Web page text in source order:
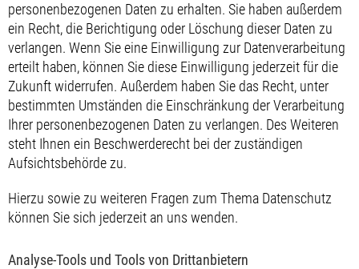
personenbezogenen Daten zu erhalten. Sie haben außerdem
ein Recht, die Berichtigung oder Löschung dieser Daten zu
verlangen. Wenn Sie eine Einwilligung zur Datenverarbeitung
erteilt haben, können Sie diese Einwilligung jederzeit für die
Zukunft widerrufen. Außerdem haben Sie das Recht, unter
bestimmten Umständen die Einschränkung der Verarbeitung
Ihrer personenbezogenen Daten zu verlangen. Des Weiteren
steht Ihnen ein Beschwerderecht bei der zuständigen
Aufsichtsbehörde zu.
Hierzu sowie zu weiteren Fragen zum Thema Datenschutz
können Sie sich jederzeit an uns wenden.
Analyse-Tools und Tools von Dritt­anbietern